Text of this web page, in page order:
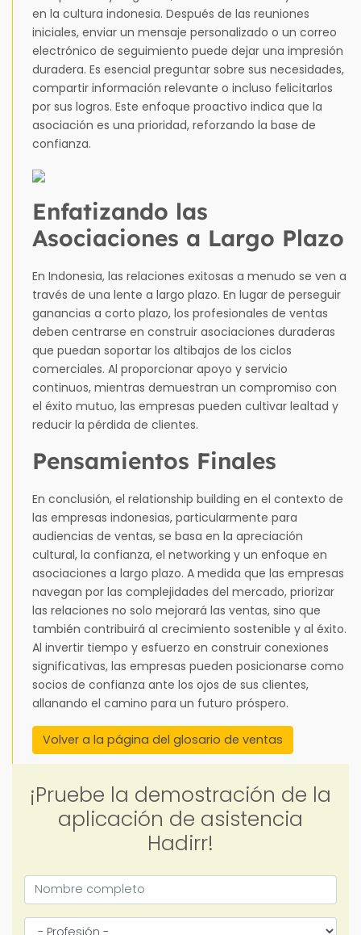
en la cultura indonesia. Después de las reuniones
iniciales, enviar un mensaje personalizado o un correo
electrónico de seguimiento puede dejar una impresión
duradera. Es esencial preguntar sobre sus necesidades,
compartir información relevante o incluso felicitarlos
por sus logros. Este enfoque proactivo indica que la
asociación es una prioridad, reforzando la base de
confianza.
Enfatizando las
Asociaciones a Largo Plazo
En Indonesia, las relaciones exitosas a menudo se ven a
través de una lente a largo plazo. En lugar de perseguir
ganancias a corto plazo, los profesionales de ventas
deben centrarse en construir asociaciones duraderas
que puedan soportar los altibajos de los ciclos
comerciales. Al proporcionar apoyo y servicio
continuos, mientras demuestran un compromiso con
el éxito mutuo, las empresas pueden cultivar lealtad y
reducir la pérdida de clientes.
Pensamientos Finales
En conclusión, el relationship building en el contexto de
las empresas indonesias, particularmente para
audiencias de ventas, se basa en la apreciación
cultural, la confianza, el networking y un enfoque en
asociaciones a largo plazo. A medida que las empresas
navegan por las complejidades del mercado, priorizar
las relaciones no solo mejorará las ventas, sino que
también contribuirá al crecimiento sostenible y al éxito.
Al invertir tiempo y esfuerzo en construir conexiones
significativas, las empresas pueden posicionarse como
socios de confianza ante los ojos de sus clientes,
allanando el camino para un futuro próspero.
Volver a la página del glosario de ventas